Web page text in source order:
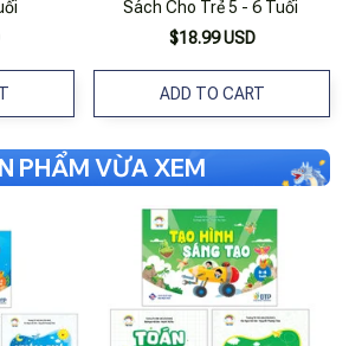
Sách Cho Trẻ 5 - 6 Tuổi
$18.99 USD
ADD TO CART
PHẨM VỪA XEM